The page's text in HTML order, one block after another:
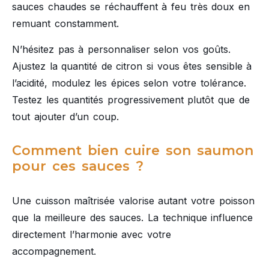
sauces chaudes se réchauffent à feu très doux en
remuant constamment.
N’hésitez pas à personnaliser selon vos goûts.
Ajustez la quantité de citron si vous êtes sensible à
l’acidité, modulez les épices selon votre tolérance.
Testez les quantités progressivement plutôt que de
tout ajouter d’un coup.
Comment bien cuire son saumon
pour ces sauces ?
Une cuisson maîtrisée valorise autant votre poisson
que la meilleure des sauces. La technique influence
directement l’harmonie avec votre
accompagnement.